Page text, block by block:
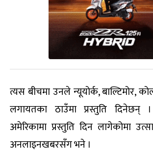
त्यस बीचमा उनले न्यूयोर्क, बाल्टिमोर,
लगायतका ठाउँमा प्रस्तुति दिनेछन्
अमेरिकामा प्रस्तुति दिन लागेकोमा
अनलाइनखबरसँग भने ।